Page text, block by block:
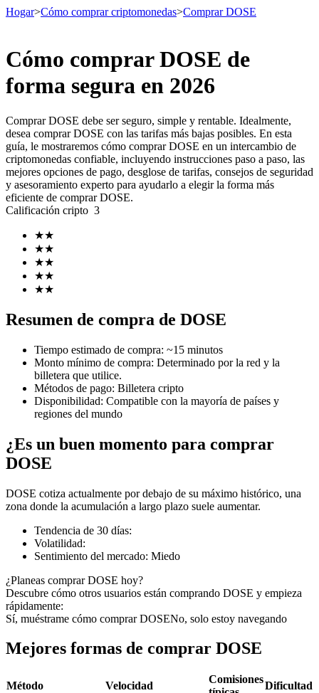
Futuros
Futuros del USDT
Futuros que utilizan USDT como garantía
Futuros COIN-M
Futuros de criptomonedas
TradFi
primas
Futuros del USDC
Hogar>Cómo comprar criptomonedas>Comprar DOSE
Cómo comprar DOSE de
forma segura en 2026
Comprar DOSE debe ser seguro, simple y rentable. Idealmente,
desea comprar DOSE con las tarifas más bajas posibles. En esta
guía, le mostraremos cómo comprar DOSE en un intercambio de
criptomonedas confiable, incluyendo instrucciones paso a paso, las
mejores opciones de pago, desglose de tarifas, consejos de seguridad
y asesoramiento experto para ayudarlo a elegir la forma más
eficiente de comprar DOSE.
Calificación cripto 3
★★
★★
★★
★★
★★
Resumen de compra de DOSE
Tiempo estimado de compra: ~15 minutos
Monto mínimo de compra: Determinado por la red y la
billetera que utilice.
Métodos de pago: Billetera cripto
Disponibilidad: Compatible con la mayoría de países y
regiones del mundo
¿Es un buen momento para comprar
DOSE
DOSE cotiza actualmente por debajo de su máximo histórico, una
zona donde la acumulación a largo plazo suele aumentar.
Tendencia de 30 días:
Volatilidad:
Sentimiento del mercado: Miedo
¿Planeas comprar DOSE hoy?
Descubre cómo otros usuarios están comprando DOSE y empieza
rápidamente:
Sí, muéstrame cómo comprar DOSENo, solo estoy navegando
Mejores formas de comprar DOSE
Método Velocidad
Comisiones
Dificultad